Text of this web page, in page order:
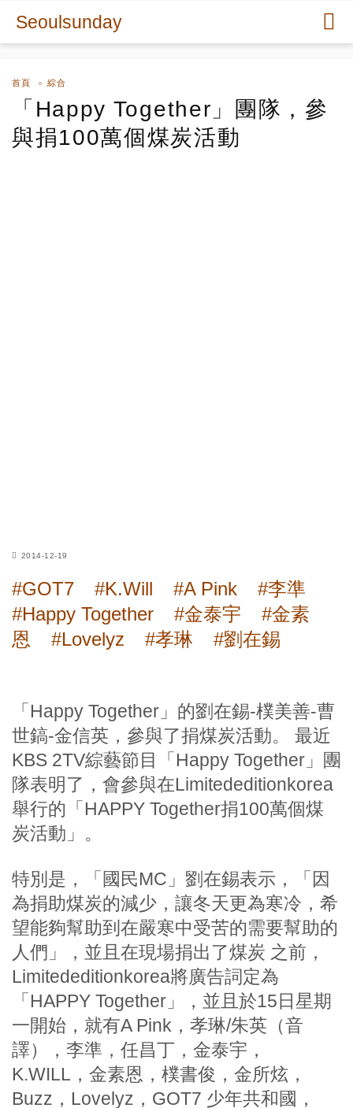
Seoulsunday
首頁 綜合
「Happy Together」團隊，參
與捐100萬個煤炭活動
2014-12-19
#GOT7 #K.Will #A Pink
#李準
#Happy Together
#金泰宇
#金素
恩
#Lovelyz #孝琳 #劉在錫
「Happy Together」的劉在錫-樸美善-曹
世鎬-金信英，參與了捐煤炭活動。
最近
KBS 2TV綜藝節目「Happy Together」團
隊表明了，會參與在Limitededitionkorea
舉行的「HAPPY Together捐100萬個煤
炭活動」。
特別是，「國民MC」劉在錫表示，「因
為捐助煤炭的減少，讓冬天更為寒冷，希
望能夠幫助到在嚴寒中受苦的需要幫助的
人們」，並且在現場捐出了煤炭 之前，
Limitededitionkorea將廣告詞定為
「HAPPY Together」，並且於15日星期
一開始，就有A Pink，孝琳/朱英（音
譯），李準，任昌丁，金泰宇，
K.WILL，金素恩，樸書俊，金所炫，
Buzz，Lovelyz，GOT7 少年共和國，